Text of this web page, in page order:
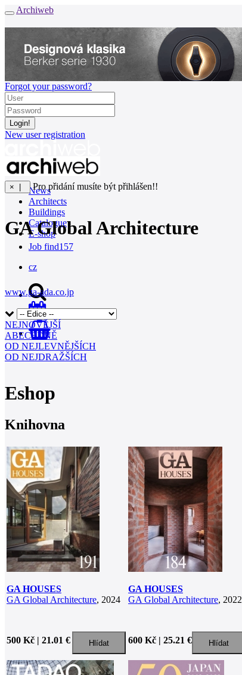
Archiweb
Forgot your password?
New user registration
News
Architects
Buildings
Catalogue
E-shop
Job find157
cz
0
× | Pro přidání musíte být přihlášen!!
GA Global Architecture
www.ga-ada.co.jp
NEJNOVĚJŠÍ
ABECEDNĚ
OD NEJLEVNĚJŠÍCH
OD NEJDRAŽŠÍCH
Eshop
Knihovna
GA HOUSES
GA Global Architecture, 2024
500 Kč | 21.01 €
GA HOUSES
GA Global Architecture, 2022
600 Kč | 25.21 €